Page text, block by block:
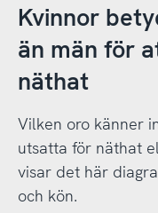
Kvinnor
än män för
näthat
Vilken oro känner
utsatta för näthat
visar det här
och kön.